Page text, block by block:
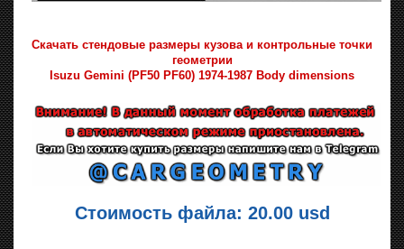
Скачать стендовые размеры кузова и контрольные точки
геометрии
Isuzu Gemini (PF50 PF60) 1974-1987 Body dimensions
Стоимость файла: 20.00 usd